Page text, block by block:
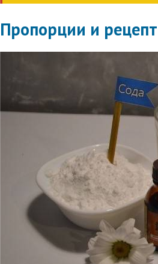
Пропорции и рецепт